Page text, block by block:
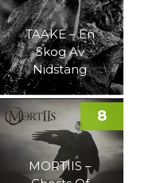
TAAKE – En
Skog Av
Nidstang
MORTIIS –
8